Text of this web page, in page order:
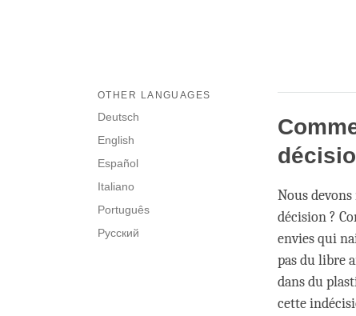
OTHER LANGUAGES
Deutsch
English
Español
Italiano
Português
Русский
Nous
décision ?
envies qui
pas du libre
dans du
cette